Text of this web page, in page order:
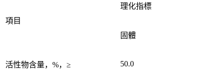
項目
理化指標
固體
活性物含量，%，≥ 50.0